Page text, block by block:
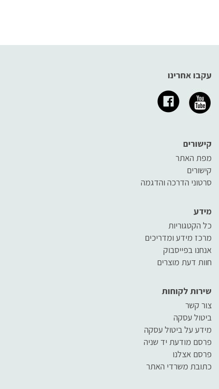
עקבו אחרינו
קישורים
מפת האתר
קישורים
סרטוני הדרכה והדגמה
מידע
כל הקטגוריות
מרכז מידע ומדריכים
אנחנו בפייסבוק
חוות דעת מוצרים
שירות לקוחות
צור קשר
ביטול עסקה
מידע על ביטול עסקה
פרסם מודעת יד שניה
פרסם אצלנו
כתובת משרדי האתר